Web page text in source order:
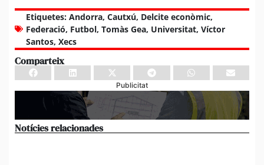
Etiquetes: Andorra, Cautxú, Delcite econòmic,
Federació, Futbol, Tomàs Gea, Universitat, Víctor
Santos, Xecs
Comparteix
Publicitat
Notícies relacionades